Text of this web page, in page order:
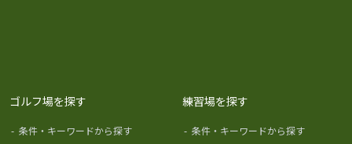
ゴルフ場を探す
- 条件・キーワードから探す
練習場を探す
- 条件・キーワードから探す